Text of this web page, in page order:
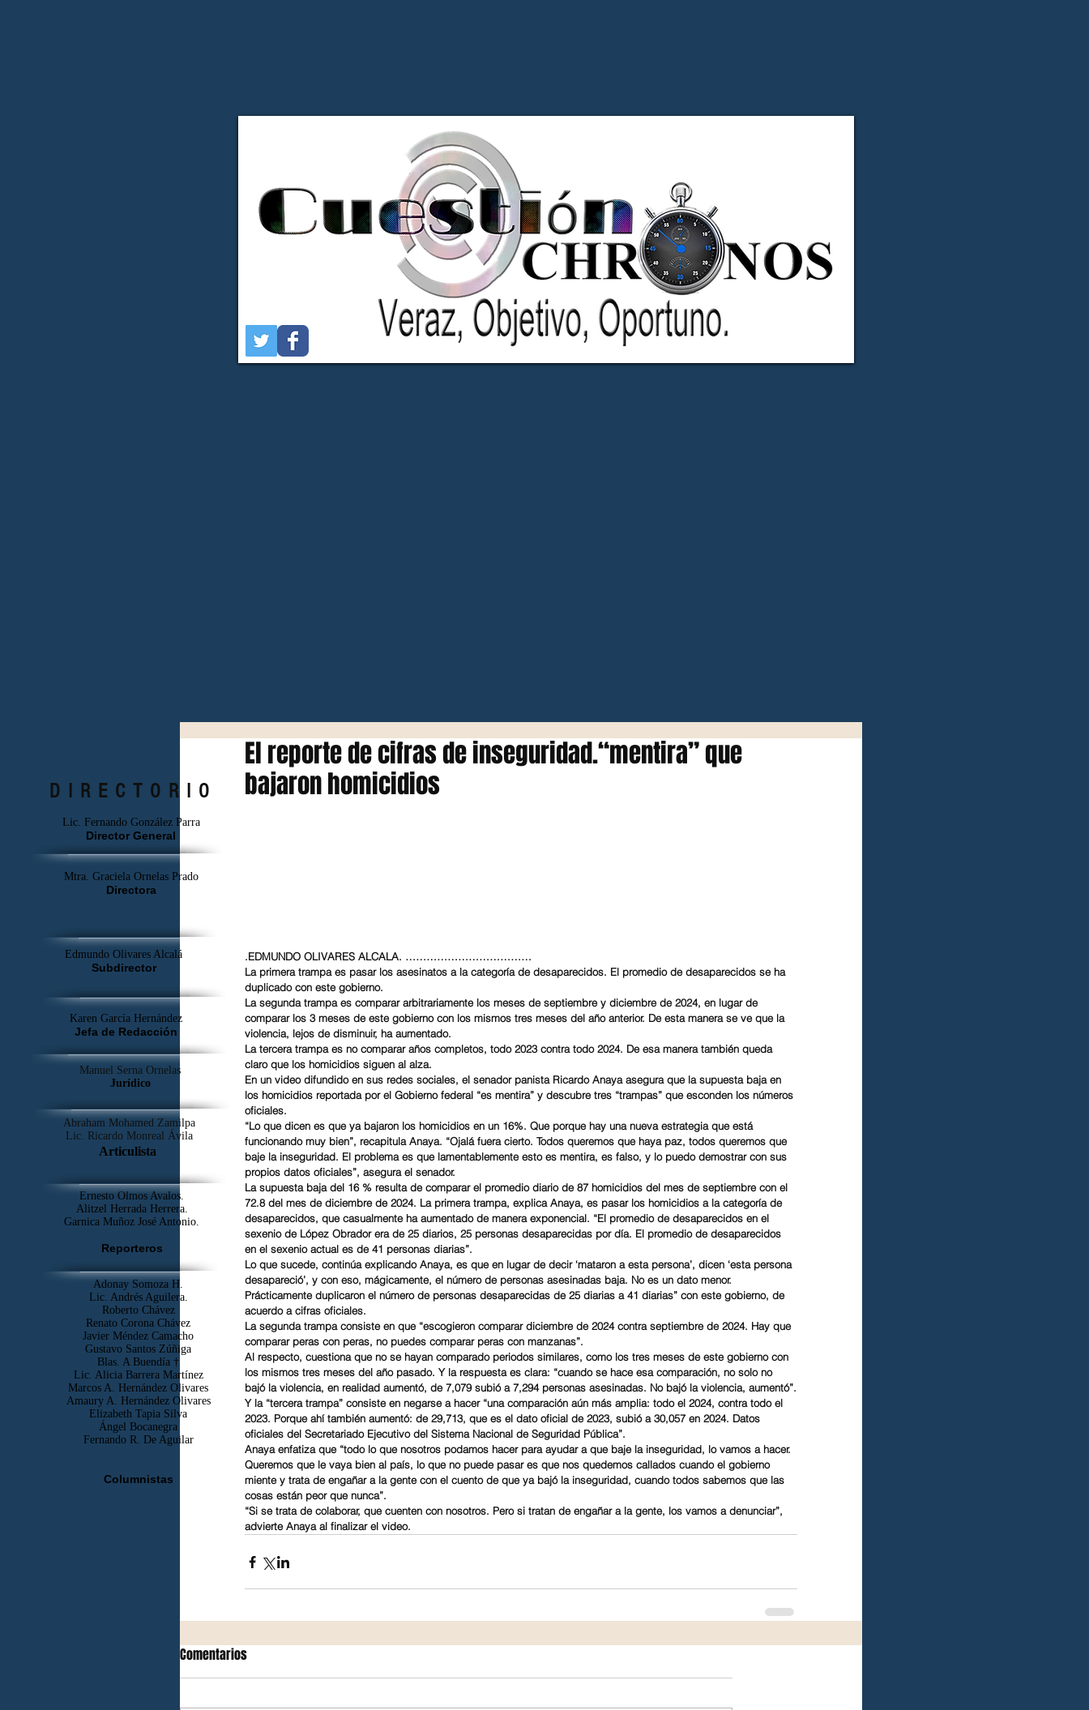
El reporte de cifras de inseguridad.“mentira” que
bajaron homicidios
.EDMUNDO OLIVARES ALCALA. ………………………………
La primera trampa es pasar los asesinatos a la categoría de desaparecidos. El promedio de desaparecidos se ha
duplicado con este gobierno.
La segunda trampa es comparar arbitrariamente los meses de septiembre y diciembre de 2024, en lugar de
comparar los 3 meses de este gobierno con los mismos tres meses del año anterior. De esta manera se ve que la
violencia, lejos de disminuir, ha aumentado.
La tercera trampa es no comparar años completos, todo 2023 contra todo 2024. De esa manera también queda
claro que los homicidios siguen al alza.
En un video difundido en sus redes sociales, el senador panista Ricardo Anaya asegura que la supuesta baja en
los homicidios reportada por el Gobierno federal “es mentira” y descubre tres “trampas” que esconden los números
oficiales.
“Lo que dicen es que ya bajaron los homicidios en un 16%. Que porque hay una nueva estrategia que está
funcionando muy bien”, recapitula Anaya. “Ojalá fuera cierto. Todos queremos que haya paz, todos queremos que
baje la inseguridad. El problema es que lamentablemente esto es mentira, es falso, y lo puedo demostrar con sus
propios datos oficiales”, asegura el senador.
La supuesta baja del 16 % resulta de comparar el promedio diario de 87 homicidios del mes de septiembre con el
72.8 del mes de diciembre de 2024. La primera trampa, explica Anaya, es pasar los homicidios a la categoría de
desaparecidos, que casualmente ha aumentado de manera exponencial. “El promedio de desaparecidos en el
sexenio de López Obrador era de 25 diarios, 25 personas desaparecidas por día. El promedio de desaparecidos
en el sexenio actual es de 41 personas diarias”.
Lo que sucede, continúa explicando Anaya, es que en lugar de decir ‘mataron a esta persona’, dicen ‘esta persona
desapareció’, y con eso, mágicamente, el número de personas asesinadas baja. No es un dato menor.
Prácticamente duplicaron el número de personas desaparecidas de 25 diarias a 41 diarias” con este gobierno, de
acuerdo a cifras oficiales.
La segunda trampa consiste en que “escogieron comparar diciembre de 2024 contra septiembre de 2024. Hay que
comparar peras con peras, no puedes comparar peras con manzanas”.
Al respecto, cuestiona que no se hayan comparado periodos similares, como los tres meses de este gobierno con
los mismos tres meses del año pasado. Y la respuesta es clara: “cuando se hace esa comparación, no solo no
bajó la violencia, en realidad aumentó, de 7,079 subió a 7,294 personas asesinadas. No bajó la violencia, aumentó”.
Y la “tercera trampa” consiste en negarse a hacer “una comparación aún más amplia: todo el 2024, contra todo el
2023. Porque ahí también aumentó: de 29,713, que es el dato oficial de 2023, subió a 30,057 en 2024. Datos
oficiales del Secretariado Ejecutivo del Sistema Nacional de Seguridad Pública”.
Anaya enfatiza que “todo lo que nosotros podamos hacer para ayudar a que baje la inseguridad, lo vamos a hacer.
Queremos que le vaya bien al país, lo que no puede pasar es que nos quedemos callados cuando el gobierno
miente y trata de engañar a la gente con el cuento de que ya bajó la inseguridad, cuando todos sabemos que las
cosas están peor que nunca”.
“Si se trata de colaborar, que cuenten con nosotros. Pero si tratan de engañar a la gente, los vamos a denunciar”,
advierte Anaya al finalizar el video.
Comentarios
DIRECTORIO
Lic. Fernando González Parra
Director General
Mtra. Graciela Ornelas Prado
Directora
Edmundo Olivares Alcalá
Subdirector
Karen García Hernández
Jefa de Redacción
Manuel Serna Ornelas
Jurídico
Abraham Mohamed Zamilpa
Lic. Ricardo Monreal Ávila
Articulista
Ernesto Olmos Avalos.
Alitzel Herrada Herrera.
Garnica Muñoz José Antonio.
Reporteros
Adonay Somoza H.
Lic. Andrés Aguilera.
Roberto Chávez
Renato Corona Chávez
Javier Méndez Camacho
Gustavo Santos Zúñiga
Blas. A Buendía †
​Lic. Alicia Barrera Martínez
Marcos A. Hernández Olivares
Amaury A. Hernández Olivares
Elizabeth Tapia Silva
Ángel Bocanegra
Fernando R. De Aguilar
Columnistas